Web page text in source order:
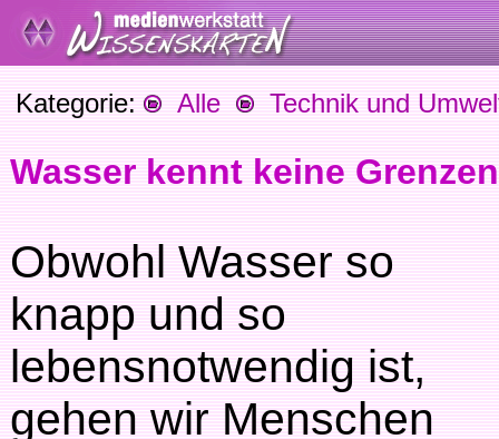
Kategorie: Alle Technik und
Wasser kennt keine Grenzen
Obwohl Wasser so
knapp und so
lebensnotwendig ist,
gehen wir Menschen